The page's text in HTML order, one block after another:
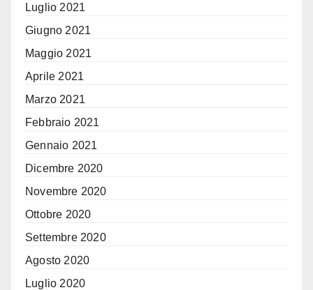
Luglio 2021
Giugno 2021
Maggio 2021
Aprile 2021
Marzo 2021
Febbraio 2021
Gennaio 2021
Dicembre 2020
Novembre 2020
Ottobre 2020
Settembre 2020
Agosto 2020
Luglio 2020